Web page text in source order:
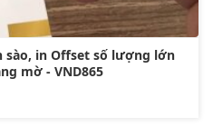
sào, in Offset số lượng lớn
mờ - VND865